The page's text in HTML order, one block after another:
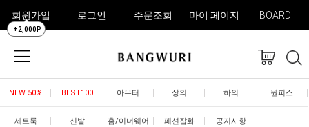
회원가입
+2,000P
로그인 주문조회 마이 페이지 BOARD
NEW 50% BEST100 아우터 상의 하의 원피스
세트룩 신발 홈/이너웨어 패션잡화 공지사항